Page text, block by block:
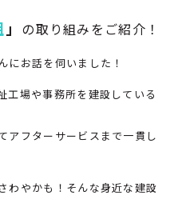
」 の取り組みをご紹介！
にお話を伺いました！
工場や事務所を建設している
アフターサービスまで一貫し
わやかも！そんな身近な建設